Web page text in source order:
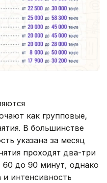
как групповые,
В большинстве
указана за месяц
проходят два-три
60 до 90 минут, однако
интенсивность